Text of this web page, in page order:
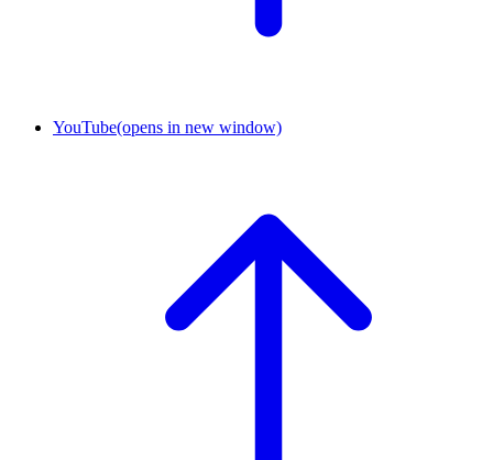
YouTube(opens in new window)